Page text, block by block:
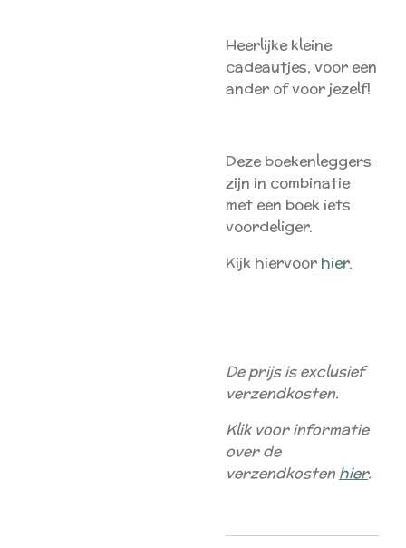
Heerlijke kleine
cadeautjes, voor een
ander of voor jezelf!
Deze boekenleggers
zijn in combinatie
met een boek iets
voordeliger.
Kijk hiervoor hier.
De prijs is exclusief
verzendkosten.
Klik voor informatie
over de
verzendkosten hier.